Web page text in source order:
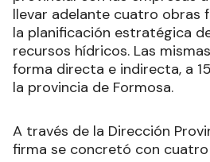
llevar adelante cuatro obras
la planificación estratégica
recursos hídricos. Las
forma directa e indirecta, a
la provincia de Formosa.
A través de la Dirección
firma se concretó con